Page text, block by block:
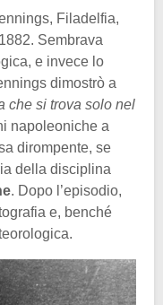
Filadelfia,
Sembrava
e invece lo
dimostrò a
che si trova solo nel
napoleoniche a
dirompente, se
della disciplina
. Dopo l’episodio,
e, benché